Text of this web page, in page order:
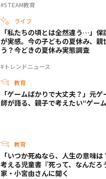
#STEAM教育
ライフ
#トレンドニュース
「私たちの頃とは全然違う…」
が実感。今の子どもの夏休み、親
う？今どきの夏休み実態調査
教育
「ゲームばかりで大丈夫？」元
師が語る、親子で考えたい“ゲー
教育
「いつか死ぬなら、人生の意味
考える児童書『死って、なんだろ
家・小宮由さんに聞く